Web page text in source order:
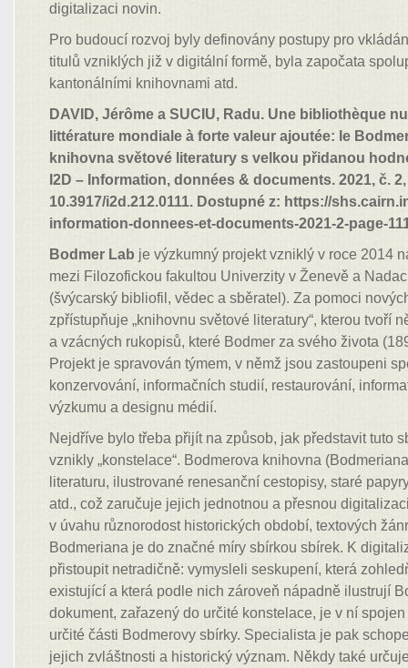
digitalizaci novin.
Pro budoucí rozvoj byly definovány postupy pro
titulů vzniklých již v digitální formě, byla započata
kantonálními knihovnami atd.
DAVID, Jérôme a SUCIU, Radu. Une bibliothèque
littérature mondiale à forte valeur ajoutée: le
knihovna světové literatury s velkou přidanou
I2D – Information, données & documents. 2021, č. 2,
10.3917/i2d.212.0111. Dostupné z: https://
information-donnees-et-documents-2021-2-page-
Bodmer Lab je výzkumný projekt vzniklý v roce 2014
mezi Filozofickou fakultou Univerzity v Ženevě a
(švýcarský bibliofil, vědec a sběratel). Za pomoci
zpřístupňuje „knihovnu světové literatury“, kterou tvoří
a vzácných rukopisů, které Bodmer za svého života
Projekt je spravován týmem, v němž jsou zastoupeni
konzervování, informačních studií, restaurování,
výzkumu a designu médií.
Nejdříve bylo třeba přijít na způsob, jak představit tuto
vznikly „konstelace“. Bodmerova knihovna
literaturu, ilustrované renesanční cestopisy, staré
atd., což zaručuje jejich jednotnou a přesnou
v úvahu různorodost historických období, textových
Bodmeriana je do značné míry sbírkou sbírek. K
přistoupit netradičně: vymysleli seskupení, která
existující a která podle nich zároveň nápadně ilustrují
dokument, zařazený do určité konstelace, je v ní
určité části Bodmerovy sbírky. Specialista je pak
jejich zvláštnosti a historický význam. Někdy také